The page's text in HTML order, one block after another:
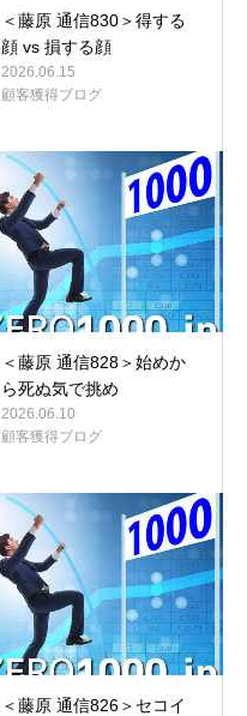
＜藤原 通信830＞得する
顔 vs 損する顔
2026.06.15
顧客獲得ブログ
＜藤原 通信828＞始めか
ら死ぬ気で挑め
2026.06.10
顧客獲得ブログ
＜藤原 通信826＞セコイ